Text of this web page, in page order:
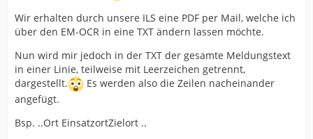
Wir erhalten durch unsere ILS eine PDF per Mail, welche ich
über den EM-OCR in eine TXT ändern lassen möchte.
Nun wird mir jedoch in der TXT der gesamte Meldungstext
in einer Linie, teilweise mit Leerzeichen getrennt,
dargestellt.
Es werden also die Zeilen nacheinander
angefügt.
Bsp. ..Ort EinsatzortZielort ..